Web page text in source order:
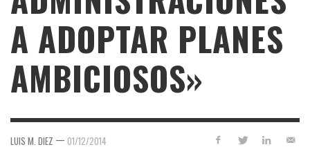
A ADOPTAR PLANES
AMBICIOSOS»
LUIS M. DIEZ — 01/12/2014